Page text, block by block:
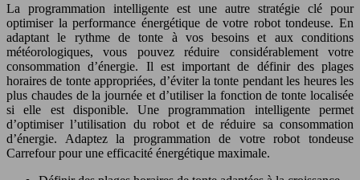
La programmation intelligente est une autre stratégie clé pour
optimiser la performance énergétique de votre robot tondeuse. En
adaptant le rythme de tonte à vos besoins et aux conditions
météorologiques, vous pouvez réduire considérablement votre
consommation d’énergie. Il est important de définir des plages
horaires de tonte appropriées, d’éviter la tonte pendant les heures les
plus chaudes de la journée et d’utiliser la fonction de tonte localisée
si elle est disponible. Une programmation intelligente permet
d’optimiser l’utilisation du robot et de réduire sa consommation
d’énergie. Adaptez la programmation de votre robot tondeuse
Carrefour pour une efficacité énergétique maximale.